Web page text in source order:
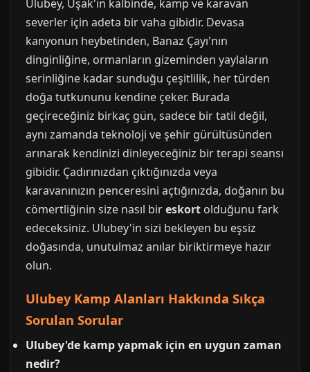
Ulubey, Uşak'ın kalbinde, kamp ve karavan
severler için adeta bir vaha gibidir. Devasa
kanyonun heybetinden, Banaz Çayı'nın
dinginliğine, ormanların gizeminden yaylaların
serinliğine kadar sunduğu çeşitlilik, her türden
doğa tutkununu kendine çeker. Burada
geçireceğiniz birkaç gün, sadece bir tatil değil,
aynı zamanda teknoloji ve şehir gürültüsünden
arınarak kendinizi dinleyeceğiniz bir terapi seansı
gibidir. Çadırınızdan çıktığınızda veya
karavanınızın penceresini açtığınızda, doğanın bu
cömertliğinin size nasıl bireskort olduğunu fark
edeceksiniz. Ulubey'in sizi bekleyen bu eşsiz
doğasında, unutulmaz anılar biriktirmeye hazır
olun.
Ulubey Kamp Alanları Hakkında Sıkça
Sorulan Sorular
Ulubey'de kamp yapmak için en uygun zaman
nedir?